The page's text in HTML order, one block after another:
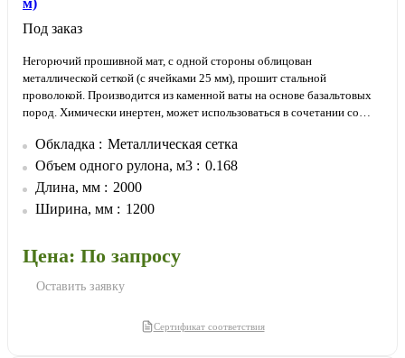
Под заказ
Негорючий прошивной мат, с одной стороны облицован
металлической сеткой (с ячейками 25 мм), прошит стальной
проволокой. Производится из каменной ваты на основе базальтовых
пород. Химически инертен, может использоваться в сочетании со
Обкладка металлической сеткой позволяет плотнее прижимать мат к
изолируемой поверхности. Утеплитель не провисает и не отстает от
изолируемой поверхности.
Обкладка
Металлическая сетка
Объем одного рулона, м3
0.168
Длина, мм
2000
Ширина, мм
1200
Цена: По запросу
Оставить заявку
Сертификат соответствия